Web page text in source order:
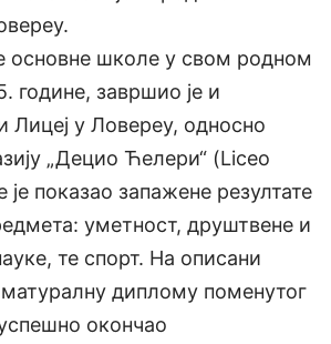
основне школе у свом родном
године, завршио је и
у Ловереу, односно
„Децио Ћелери“ (Liceo
је показао запажене резултате
уметност, друштвене и
те спорт. На описани
матуралну диплому поменутог
окончао